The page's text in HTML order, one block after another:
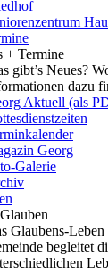
+ Termine
gibt’s Neues?
dazu
Aktuell (als
Georg
Galerie
Glaubens-
begleitet